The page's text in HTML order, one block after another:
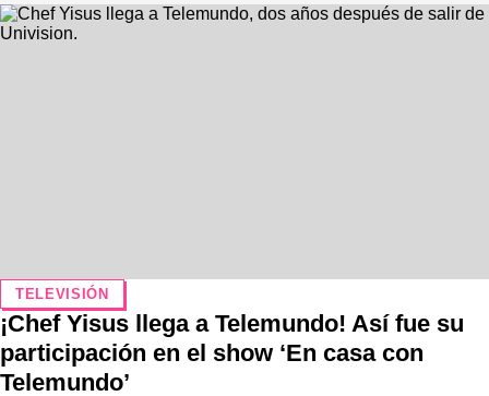
TELEVISIÓN
¡Chef Yisus llega a Telemundo! Así fue su
participación en el show ‘En casa con
Telemundo’